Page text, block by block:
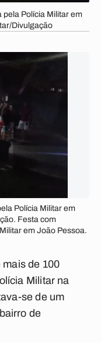
Polícia Militar em
Divulgação
Polícia Militar em
Festa com
em João Pessoa.
de 100
Militar na
se de um
de